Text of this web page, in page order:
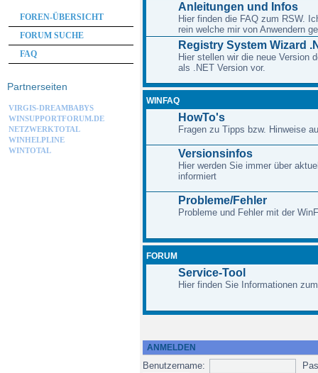
Anleitungen und Infos
Hier finden die FAQ zum RSW.
rein welche mir von Anwendern
Registry System Wizard
Hier stellen wir die neue Version
als .NET Version vor.
WINFAQ
HowTo's
Fragen zu Tipps bzw. Hinweise
Versionsinfos
Hier werden Sie immer über
informiert
Probleme/Fehler
Probleme und Fehler mit der
FORUM
Service-Tool
Hier finden Sie Informationen
ANMELDEN
Benutzername:
FOREN-ÜBERSICHT
FORUM SUCHE
FAQ
Partnerseiten
VIRGIS-DREAMBABYS
WINSUPPORTFORUM.DE
NETZWERKTOTAL
WINHELPLINE
WINTOTAL